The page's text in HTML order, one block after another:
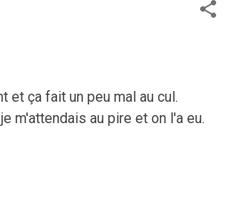
et ça fait un peu mal au cul.
m'attendais au pire et on l'a eu.